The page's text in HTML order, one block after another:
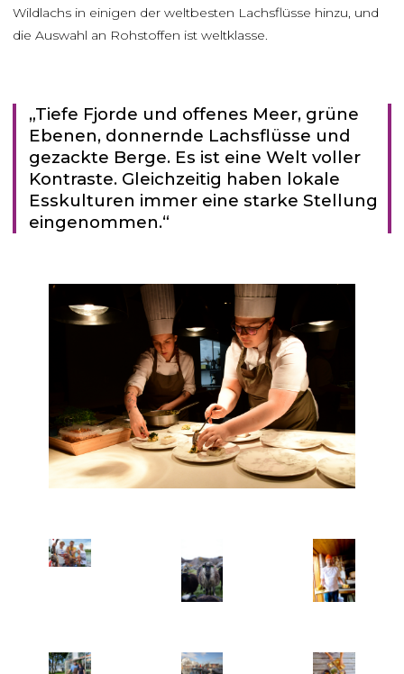
Wildlachs in einigen der weltbesten Lachsflüsse hinzu, und
die Auswahl an Rohstoffen ist weltklasse.
„Tiefe Fjorde und offenes Meer, grüne
Ebenen, donnernde Lachsflüsse und
gezackte Berge. Es ist eine Welt voller
Kontraste. Gleichzeitig haben lokale
Esskulturen immer eine starke Stellung
eingenommen.“